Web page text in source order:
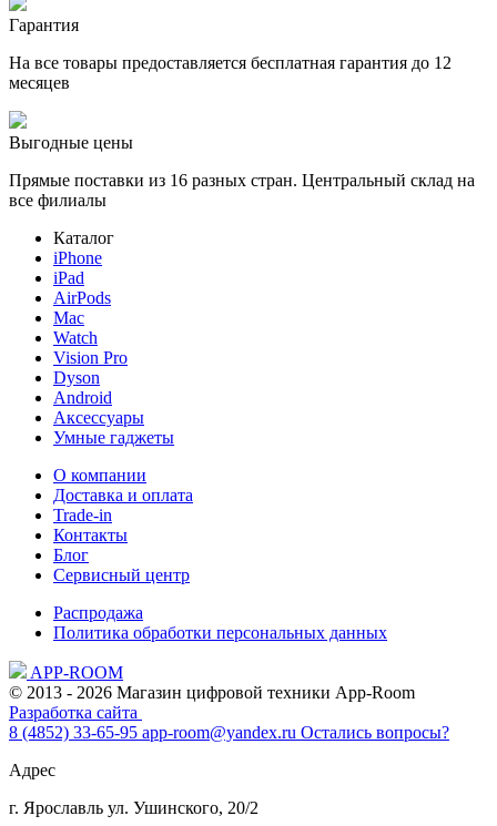
Гарантия
На все товары предоставляется бесплатная гарантия до 12
месяцев
Выгодные цены
Прямые поставки из 16 разных стран. Центральный склад на
все филиалы
Каталог
iPhone
iPad
AirPods
Mac
Watch
Vision Pro
Dyson
Android
Аксессуары
Умные гаджеты
О компании
Доставка и оплата
Trade-in
Контакты
Блог
Сервисный центр
Распродажа
Политика обработки персональных данных
APP-ROOM
© 2013 - 2026 Магазин цифровой техники App-Room
Разработка сайта
8 (4852) 33-65-95 app-room@yandex.ru Остались вопросы?
Адрес
г. Ярославль ул. Ушинского, 20/2